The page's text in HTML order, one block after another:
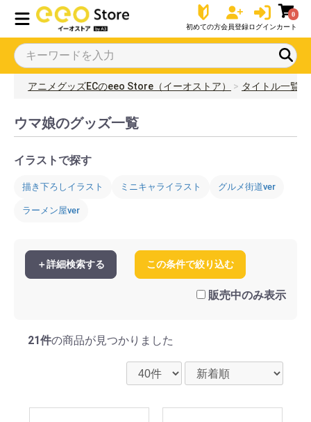
初めての方会員登録ログイン
0
カート
アニメグッズECのeeo Store（イーオストア） タイトル一覧
ウマ娘のグッズ一覧
イラストで探す
描き下ろしイラスト ミニキャライラスト グルメ街道ver
ラーメン屋ver
＋詳細検索する この条件で絞り込む
販売中のみ表示
21件の商品が見つかりました